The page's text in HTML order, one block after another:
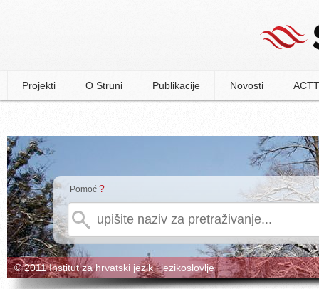
Projekti O Struni Publikacije Novosti
Pomoć ?
© 2011 Institut za hrvatski jezik i jezikoslovlje